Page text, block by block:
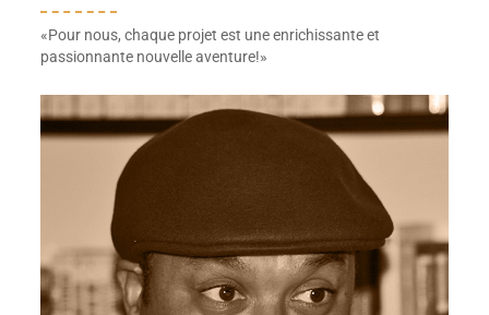
«Pour nous, chaque projet est une enrichissante et
passionnante nouvelle aventure!»